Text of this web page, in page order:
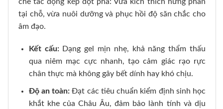
tại chỗ, vừa nuôi dưỡng và phục hồi độ săn chắc cho
âm đạo.
Kết cấu:Dạng gel mịn nhẹ, khả năng thẩm thấu
qua niêm mạc cực nhanh, tạo cảm giác rạo rực
chân thực mà không gây bết dính hay khó chịu.
Độ an toàn: Đạt các tiêu chuẩn kiểm định sinh học
khắt khe của Châu Âu, đảm bảo lành tính và dịu